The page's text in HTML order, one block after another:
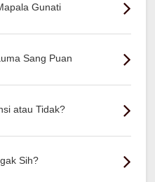
Gunati
Sang Puan
atau Tidak?
Sih?